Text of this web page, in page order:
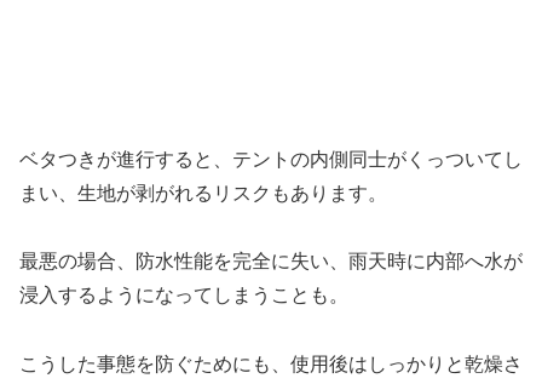
ベタつきが進行すると、テントの内側同士がくっついてし
まい、生地が剥がれるリスクもあります。
最悪の場合、防水性能を完全に失い、雨天時に内部へ水が
浸入するようになってしまうことも。
こうした事態を防ぐためにも、使用後はしっかりと乾燥さ